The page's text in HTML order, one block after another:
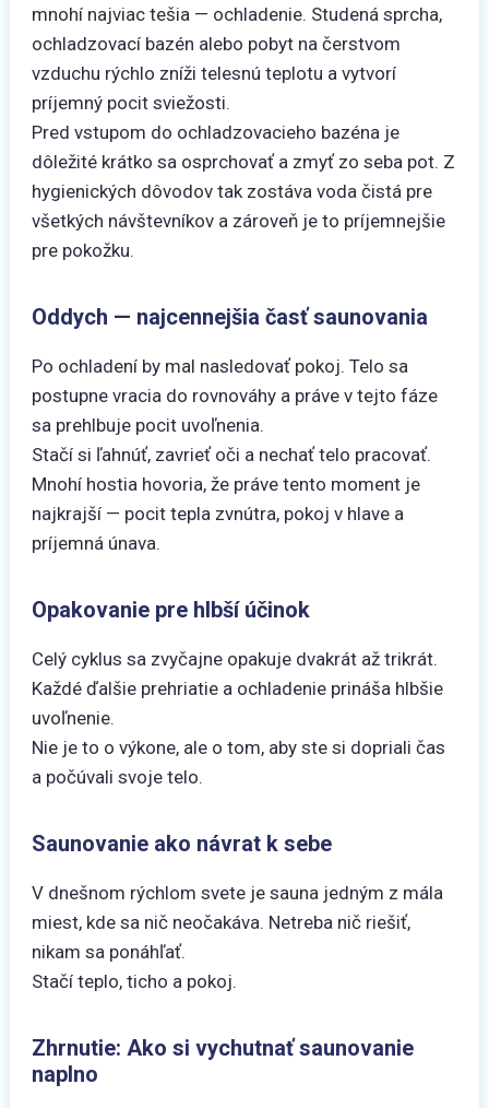
mnohí najviac tešia — ochladenie. Studená sprcha,
ochladzovací bazén alebo pobyt na čerstvom
vzduchu rýchlo zníži telesnú teplotu a vytvorí
príjemný pocit sviežosti.
Pred vstupom do ochladzovacieho bazéna je
dôležité krátko sa osprchovať a zmyť zo seba pot. Z
hygienických dôvodov tak zostáva voda čistá pre
všetkých návštevníkov a zároveň je to príjemnejšie
pre pokožku.
Oddych — najcennejšia časť saunovania
Po ochladení by mal nasledovať pokoj. Telo sa
postupne vracia do rovnováhy a práve v tejto fáze
sa prehlbuje pocit uvoľnenia.
Stačí si ľahnúť, zavrieť oči a nechať telo pracovať.
Mnohí hostia hovoria, že práve tento moment je
najkrajší — pocit tepla zvnútra, pokoj v hlave a
príjemná únava.
Opakovanie pre hlbší účinok
Celý cyklus sa zvyčajne opakuje dvakrát až trikrát.
Každé ďalšie prehriatie a ochladenie prináša hlbšie
uvoľnenie.
Nie je to o výkone, ale o tom, aby ste si dopriali čas
a počúvali svoje telo.
Saunovanie ako návrat k sebe
V dnešnom rýchlom svete je sauna jedným z mála
miest, kde sa nič neočakáva. Netreba nič riešiť,
nikam sa ponáhľať.
Stačí teplo, ticho a pokoj.
Zhrnutie: Ako si vychutnať saunovanie
naplno